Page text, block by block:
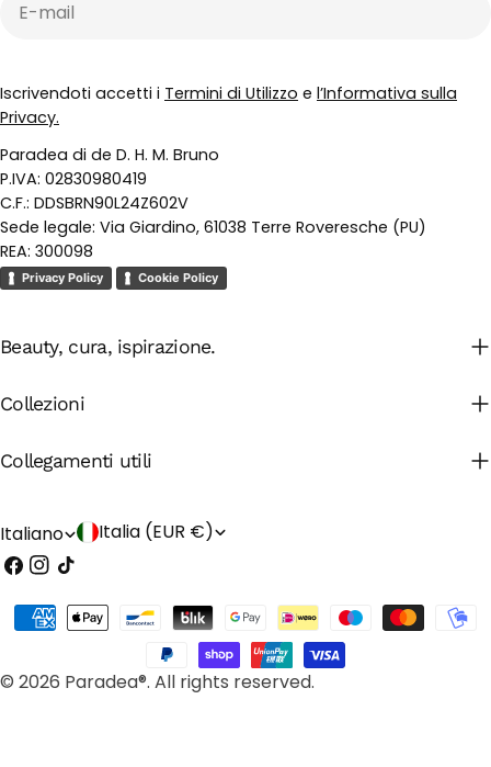
Iscrivendoti accetti i Termini di Utilizzo e l’Informativa sulla
Privacy.
Paradea di de D. H. M. Bruno
P.IVA: 02830980419
C.F.: DDSBRN90L24Z602V
Sede legale: Via Giardino, 61038 Terre Roveresche (PU)
REA: 300098
Privacy Policy Cookie Policy
Beauty, cura, ispirazione.
Collezioni
Collegamenti utili
L
i
n
u
Italiano P
e
s
e
Italia (EUR €)
Facebook
Instagram
Tic
© 2026 Paradea®. All rights reserved.
Modalità
pagamento